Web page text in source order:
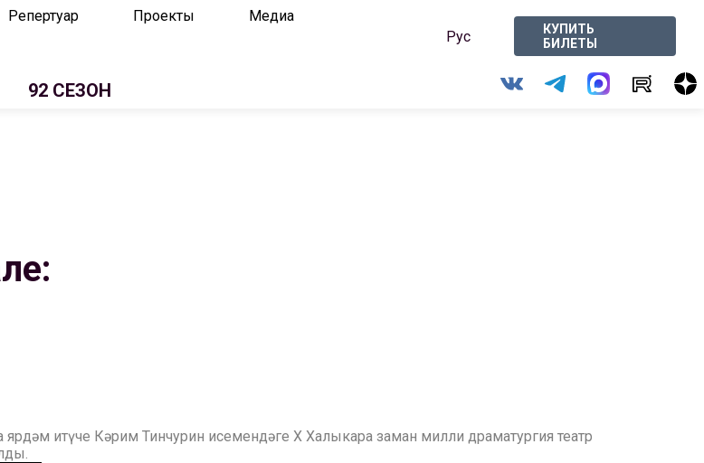
Репертуар Проекты Медиа
Рус
КУПИТЬ
БИЛЕТЫ
92 СЕЗОН
итүче Кәрим Тинчурин исемендәге Х Халыкара заман милли драматургия театр